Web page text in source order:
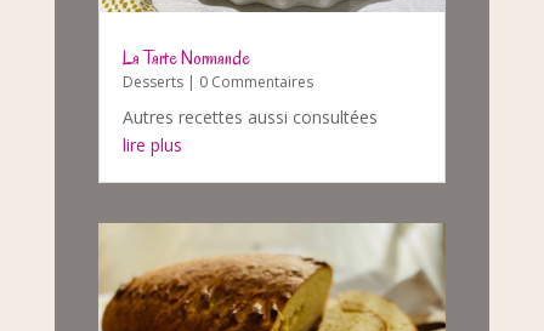
La Tarte Normande
Desserts| 0 Commentaires
Autres recettes aussi consultées
lire plus